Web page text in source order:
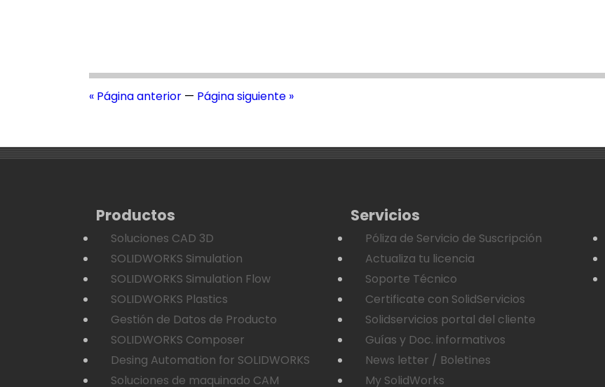
« Página anterior — Página siguiente »
Productos
Soluciones CAD 3D
SOLIDWORKS Simulation
SOLIDWORKS Simulation Flow
SOLIDWORKS Plastics
Gestión de Datos de Producto
SOLIDWORKS Composer
Desing Automation for SOLIDWORKS
Soluciones de maquinado CAM
Servicios
Póliza de Servicio de Suscripción
Actualiza tu licencia
Soporte Técnico
Certificate con SolidServicios
Solidservicios portal del cliente
Guías y Doc. informativos
News letter / Boletines
My SolidWorks